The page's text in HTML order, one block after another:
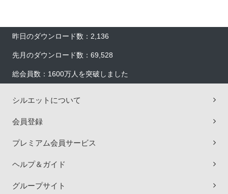
昨日のダウンロード数：2,136
先月のダウンロード数：69,528
総会員数：1600万人を突破しました
シルエットについて
会員登録
プレミアム会員サービス
ヘルプ＆ガイド
グループサイト